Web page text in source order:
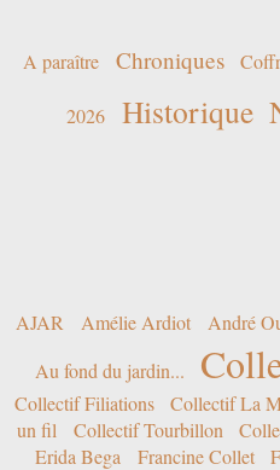
A paraître Chroniques
2026 Historique
AJAR Amélie Ardiot André
Au fond du jardin...
Collectif Filiations
Collectif La
un fil
Collectif Tourbillon
Erida Bega
Francine Collet